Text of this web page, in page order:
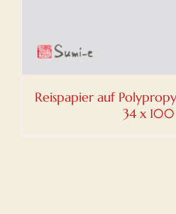
Reispapier auf
34 x